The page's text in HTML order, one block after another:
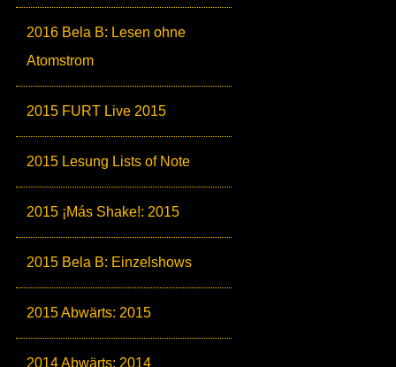
2016 Bela B: Lesen ohne
Atomstrom
2015 FURT Live 2015
2015 Lesung Lists of Note
2015 ¡Más Shake!: 2015
2015 Bela B: Einzelshows
2015 Abwärts: 2015
2014 Abwärts: 2014